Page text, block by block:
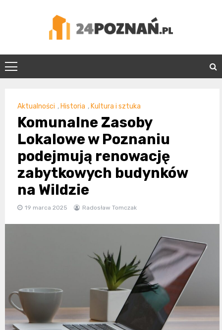
24Poznań.pl
Aktualności , Historia , Kultura i sztuka
Komunalne Zasoby
Lokalowe w Poznaniu
podejmują renowację
zabytkowych budynków
na Wildzie
19 marca 2025 Radosław Tomczak